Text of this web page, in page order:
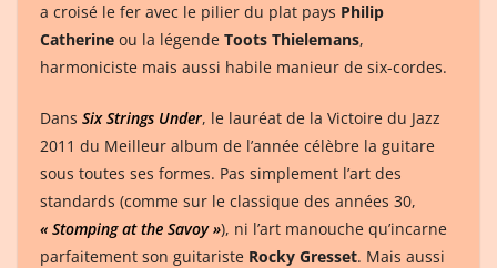
a croisé le fer avec le pilier du plat pays Philip
Catherine ou la légende Toots Thielemans,
harmoniciste mais aussi habile manieur de six-cordes.
Dans Six Strings Under, le lauréat de la Victoire du Jazz
2011 du Meilleur album de l’année célèbre la guitare
sous toutes ses formes. Pas simplement l’art des
standards (comme sur le classique des années 30,
« Stomping at the Savoy »), ni l’art manouche qu’incarne
parfaitement son guitariste Rocky Gresset. Mais aussi